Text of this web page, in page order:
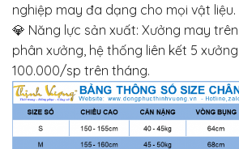
nghiệp may đa dạng cho mọi vật liệu.
💎 Năng lực sản xuất: Xưởng may
phân xưởng, hệ thống liên kết 5
100.000/sp trên tháng.